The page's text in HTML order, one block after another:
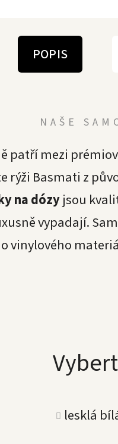
POPIS
NAŠE
patří mezi
rýži Basmati z
na dózyjsou
vypadají.
vinylového
lesklá